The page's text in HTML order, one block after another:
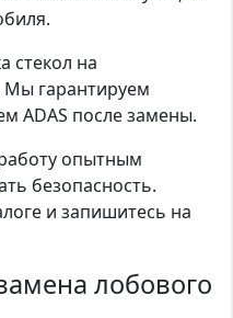
стекол на
Мы гарантируем
ADAS после замены.
опытным
безопасность.
и запишитесь на
лобового